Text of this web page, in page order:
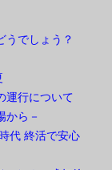
うでしょう？
運行について
から－
代 終活で安心